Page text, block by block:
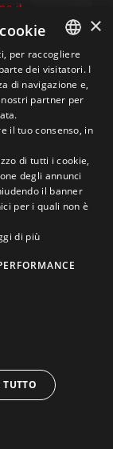
300+
Followers
03980340404 |
ITALIAN
ENGLISH
×
per raccogliere
dei visitatori. I
di navigazione e,
partner per
il tuo consenso, in
di tutti i cookie,
degli annunci
il banner
per i quali non è
di più
TUTTO